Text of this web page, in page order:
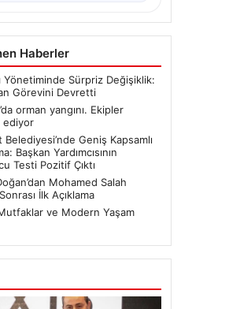
Haberler
Yönetiminde Sürpriz Değişiklik:
Görevini Devretti
orman yangını. Ekipler
ediyor
Geniş Kapsamlı
Başkan Yardımcısının
Testi Pozitif Çıktı
Mohamed Salah
İlk Açıklama
ve Modern Yaşam